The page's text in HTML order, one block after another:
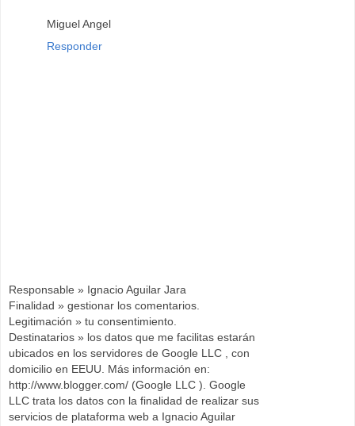
Miguel Angel
Responder
Responsable » Ignacio Aguilar Jara
Finalidad » gestionar los comentarios.
Legitimación » tu consentimiento.
Destinatarios » los datos que me facilitas estarán
ubicados en los servidores de Google LLC , con
domicilio en EEUU. Más información en:
http://www.blogger.com/ (Google LLC ). Google
LLC trata los datos con la finalidad de realizar sus
servicios de plataforma web a Ignacio Aguilar